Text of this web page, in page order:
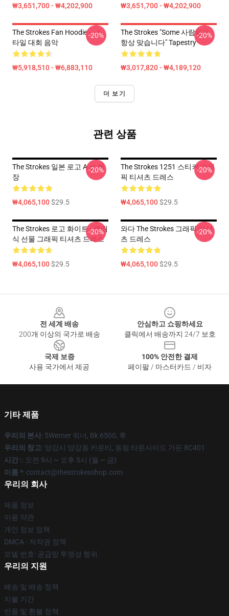
₩3,651,700 - ₩4,202,900 ₩3,651,700 - ₩4,202,900
The Strokes Fan Hoodie – 스
타일 대회 음악
₩5,918,510 - ₩6,883,110
-20%
The Strokes "Some 사람들은
항상 맞습니다" Tapestry
₩3,017,820 - ₩4,189,120
-20%
더 보기
관련 상품
The Strokes 일본 로고 A 선 복
장
₩4,065,100$29.5
-20%
The Strokes 1251 스티커 그래
픽 티셔츠 드레스
₩4,065,100$29.5
-20%
The Strokes 로고 화이트 - 클래
식 선물 그래픽 티셔츠 드레스
₩4,065,100$29.5
-20%
와다 The Strokes 그래픽 티셔
츠 드레스
₩4,065,100$29.5
-20%
전 세계 배송
200개 이상의 국가로 배송
안심하고 쇼핑하세요
클릭에서 배송까지 24/7 보호
국제 보증
사용 국가에서 제공
100% 안전한 결제
페이팔 / 마스터카드 / 비자
기타 제품
우리의 본사: 5Werner 워너, Bk 6500, 후
우리의 창고: 양강시 양강동 카운티, 동핑 타운사이드 가든 8C401
시간 :: 오전 9시 ~ 오후 5시 (월 ~ 금)
이름 *: contact@thestrokesshop.com
우리의 회사
제품 정보
이용 약관
개인 정보 정책
DMCA - 저작권 정책
모델 번호: 공급망 투명성 행위
우리의 지원
배송 및 배송 정책
지불 기간
반품 및 환불 정책